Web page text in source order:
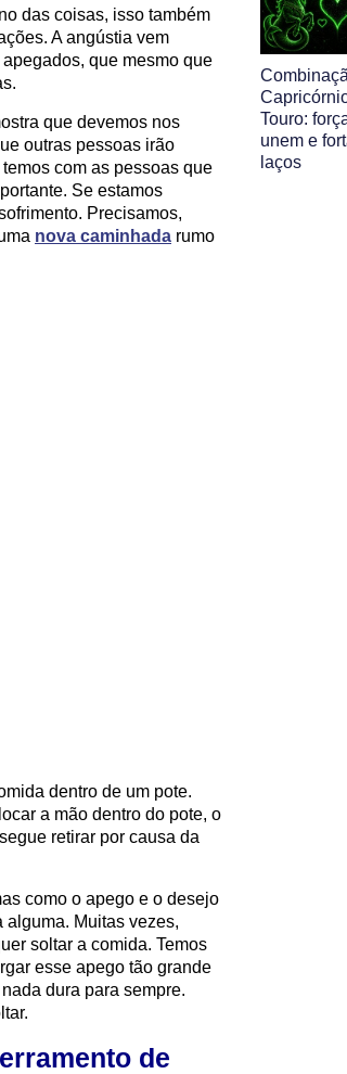
das coisas, isso também
A angústia vem
que mesmo que
que devemos nos
outras pessoas irão
com as pessoas que
Se estamos
Precisamos,
nova caminhada rumo
dentro de um pote.
a mão dentro do pote, o
retirar por causa da
como o apego e o desejo
alguma. Muitas vezes,
soltar a comida. Temos
esse apego tão grande
dura para sempre.
de
Touro:
unem e
laços